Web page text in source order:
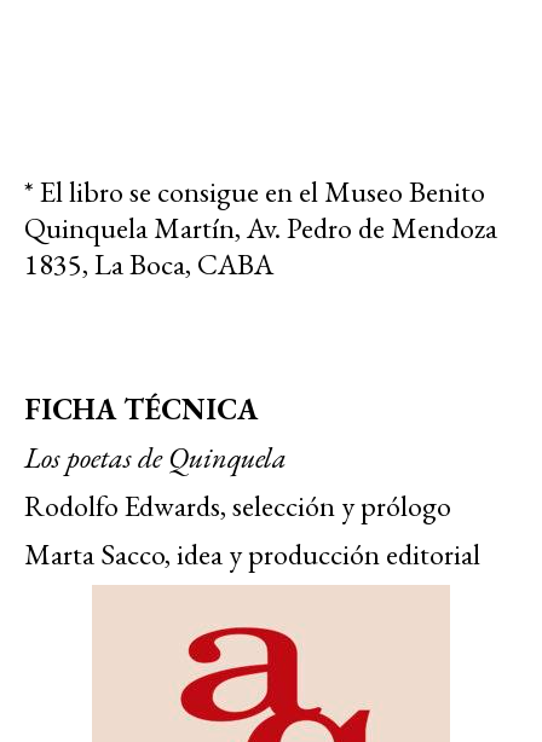
* El libro se consigue en el Museo Benito
Quinquela Martín, Av. Pedro de Mendoza
1835, La Boca, CABA
FICHA TÉCNICA
Los poetas de Quinquela
Rodolfo Edwards, selección y prólogo
Marta Sacco, idea y producción editorial